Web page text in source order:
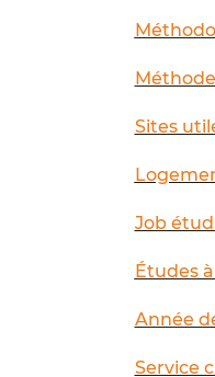
Sites
Job
Études
Année
Service